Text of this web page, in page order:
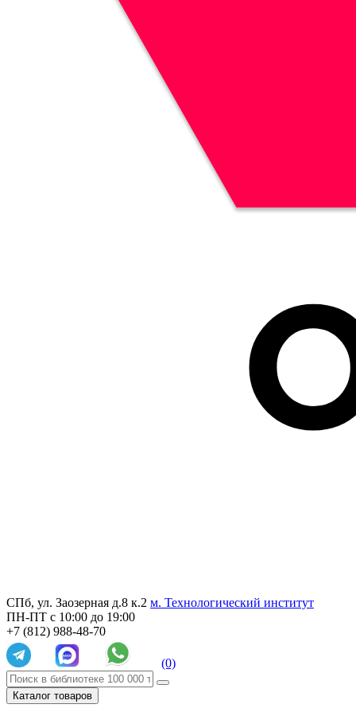
СПб, ул. Заозерная д.8 к.2 м. Технологический институт
ПН-ПТ с 10:00 до 19:00
+7 (812) 988-48-70
(0)
Каталог товаров